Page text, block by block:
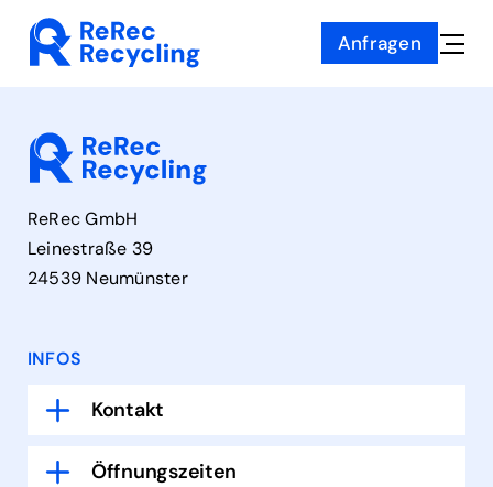
Inhalt
springen
Anfragen
Toggle
ReRec GmbH
Leinestraße 39
24539 Neumünster
INFOS
Kontakt
Öffnungszeiten